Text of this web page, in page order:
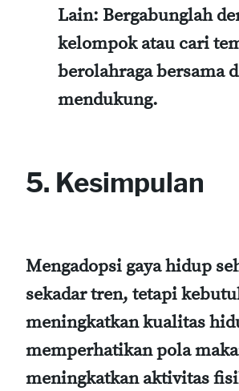
Lain: Bergabunglah
kelompok atau cari
berolahraga bersama
mendukung.
5. Kesimpulan
Mengadopsi gaya hidup
sekadar tren, tetapi
meningkatkan kualitas
memperhatikan pola
meningkatkan aktivitas